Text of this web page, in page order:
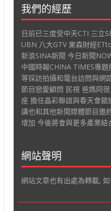
我們的經歷
日前已三度受中天CTI 三立
UBN 八大GTV 東森財經
新浪SINA新聞 今日新聞
中國時報CHINA TIMES專
等採訪拍攝和電台訪問與網
節目戀愛顧問 民視 爸媽冏
座 擔任晶彩聯誼與春天會
講也和其他新聞媒體節目邀
增加 今後將會與更多產業結
網站聲明
網站文章也有出處為轉載,